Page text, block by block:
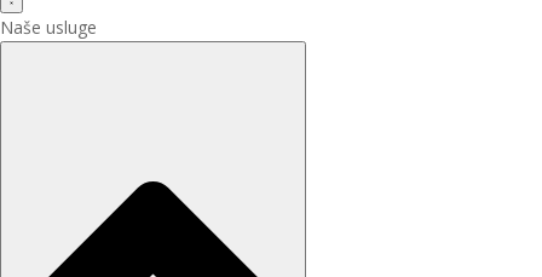
Naše usluge